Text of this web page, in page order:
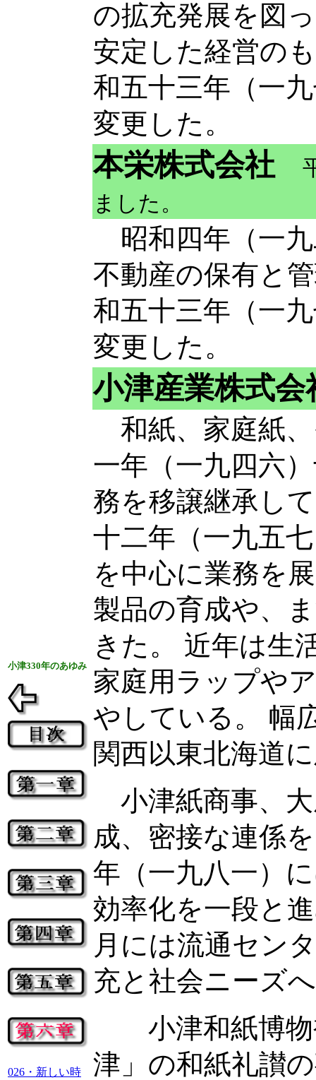
小津330年のあゆみ
026・新しい時
の拡充発展を図
安定した経営の
和五十三年（一
変更した。
本栄株式会社
ました。
昭和四年（一九
不動産の保有と
和五十三年（一
変更した。
小津産業株式会
和紙、家庭紙、
一年（一九四六
務を移譲継承し
十二年（一九五
を中心に業務を
製品の育成や、
きた。 近年は生
家庭用ラップや
やしている。 幅
関西以東北海道
小津紙商事、大
成、密接な連係
年（一九八一）
効率化を一段と
月には流通セン
充と社会ニーズ
小津和紙博物
津」の和紙礼讃